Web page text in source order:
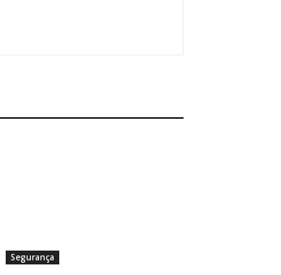
Segurança